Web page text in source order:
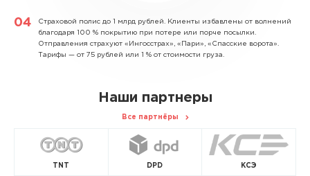
Страховой полис до 1 млрд рублей. Клиенты избавлены от волнений
благодаря 100 % покрытию при потере или порче посылки.
Отправления страхуют «Ингосстрах», «Пари», «Спасские ворота».
Тарифы — от 75 рублей или 1 % от стоимости груза.
Наши партнеры
Все партнёры
TNT DPD КСЭ